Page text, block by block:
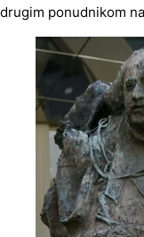
drugim ponudnikom